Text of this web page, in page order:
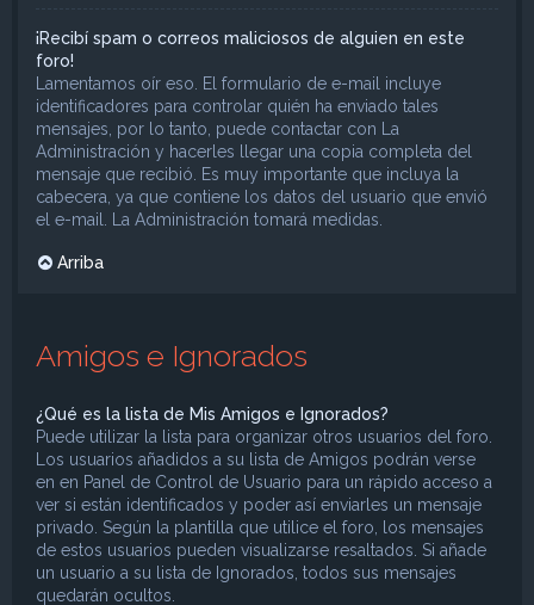
¡Recibí spam o correos maliciosos de alguien en este
foro!
Lamentamos oír eso. El formulario de e-mail incluye
identificadores para controlar quién ha enviado tales
mensajes, por lo tanto, puede contactar con La
Administración y hacerles llegar una copia completa del
mensaje que recibió. Es muy importante que incluya la
cabecera, ya que contiene los datos del usuario que envió
el e-mail. La Administración tomará medidas.
Arriba
Amigos e Ignorados
¿Qué es la lista de Mis Amigos e Ignorados?
Puede utilizar la lista para organizar otros usuarios del foro.
Los usuarios añadidos a su lista de Amigos podrán verse
en en Panel de Control de Usuario para un rápido acceso a
ver si están identificados y poder así enviarles un mensaje
privado. Según la plantilla que utilice el foro, los mensajes
de estos usuarios pueden visualizarse resaltados. Si añade
un usuario a su lista de Ignorados, todos sus mensajes
quedarán ocultos.